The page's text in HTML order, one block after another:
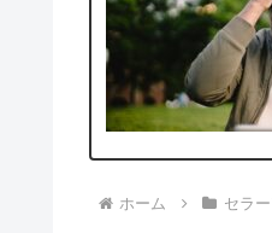
ホーム セラ